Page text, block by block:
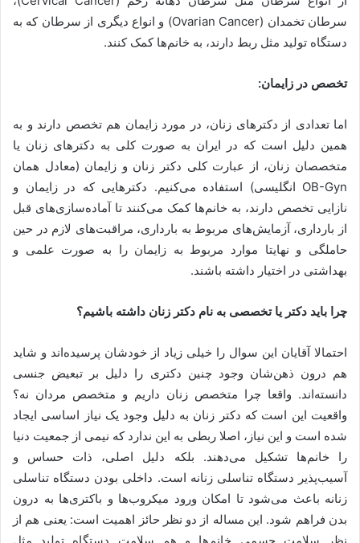
سرطان تخمدان (Ovarian Cancer) و انواع دیگری از سرطان که به
دستگاه تولید مثل ربط دارند، به خانم‌ها کمک کنند.
تخصص در زایمان:
اما تعدادی از دکترهای زنان، در مورد زایمان هم تخصص دارند و به
همین دلیل است که در ایران به صورت کلی به دکترهای زنان یا
متخصصان زنان، از عبارت کلی دکتر زنان و زایمان (معادل همان
OB-Gyn انگلیسی) استفاده می‌کنیم. دکترهایی که در زایمان و
نازایی تخصص دارند، به خانم‌ها کمک می‌کنند تا آماده‌سازی‌های قبل
از بارداری، آزمایش‌های مربوط به بارداری، مراقبت‌های لازم در حین
حاملگی و نهایتا موارد مربوط به زایمان را به صورت علمی و
بهداشتی در اختیار داشته باشند.
چرا باید دکتر یا تخصصی به نام دکتر زنان داشته باشیم؟
احتمالا آقایان این سوال را خیلی زیاد از خودشان پرسیده‌اند و شاید
هم درون ذهن‌شان وجود چنین دکتری را دلیل بر تبعیض جنسی
دانسته‌اند. واقعا چرا متخصص زنان داریم و متخصص مردان نه؟
واقعیت این است که دکتر زنان به دلیل وجود یک نیاز اساسی ایجاد
شده است و این نیاز، اصلا ربطی به این ندارد که نیمی از جمعیت دنیا
را خانم‌ها تشکیل می‌دهند. بلکه دلیل اصلی، ذات حساس و
آسیب‌پذیر دستگاه تناسلی زنانه است. داخلی بودن دستگاه تناسلی
زنانه باعث می‌شود تا امکان ورود میکروب‌ها و باکتری‌ها به درون
بدن فراهم شود. این مساله از دو نظر حائز اهمیت است: یعنی هم از